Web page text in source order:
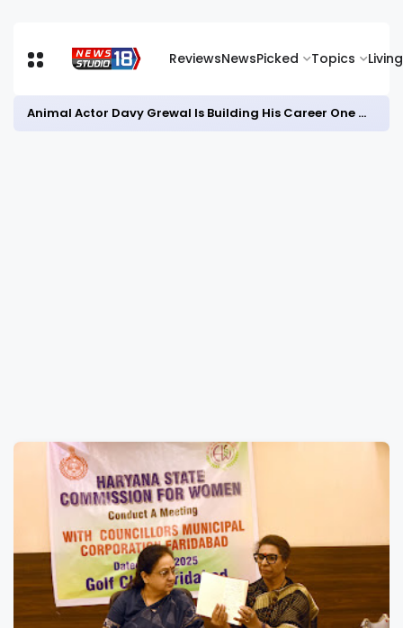
ReviewsNewsPicked Topics Living
Animal Actor Davy Grewal Is Building His Career One Role at a Time- from Courtrooms to Cinema